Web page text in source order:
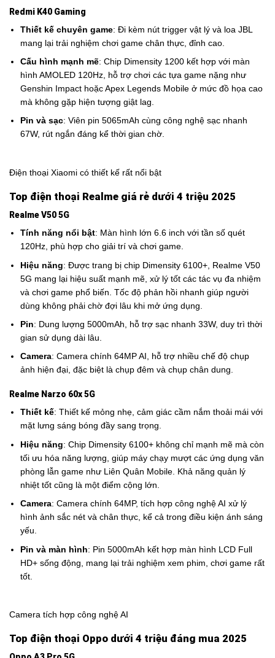
Redmi K40 Gaming
Thiết kế chuyên game: Đi kèm nút trigger vật lý và loa JBL
mang lại trải nghiệm chơi game chân thực, đỉnh cao.
Cấu hình mạnh mẽ: Chip Dimensity 1200 kết hợp với màn
hình AMOLED 120Hz, hỗ trợ chơi các tựa game nặng như
Genshin Impact hoặc Apex Legends Mobile ở mức đồ họa cao
mà không gặp hiện tượng giật lag.
Pin và sạc: Viên pin 5065mAh cùng công nghệ sạc nhanh
67W, rút ngắn đáng kể thời gian chờ.
Điện thoại Xiaomi có thiết kế rất nổi bật
Top điện thoại Realme giá rẻ dưới 4 triệu 2025
Realme V50 5G
Tính năng nổi bật: Màn hình lớn 6.6 inch với tần số quét
120Hz, phù hợp cho giải trí và chơi game.
Hiệu năng: Được trang bị chip Dimensity 6100+, Realme V50
5G mang lại hiệu suất mạnh mẽ, xử lý tốt các tác vụ đa nhiệm
và chơi game phổ biến. Tốc độ phản hồi nhanh giúp người
dùng không phải chờ đợi lâu khi mở ứng dụng.
Pin: Dung lượng 5000mAh, hỗ trợ sạc nhanh 33W, duy trì thời
gian sử dụng dài lâu.
Camera: Camera chính 64MP AI, hỗ trợ nhiều chế độ chụp
ảnh hiện đại, đặc biệt là chụp đêm và chụp chân dung.
Realme Narzo 60x 5G
Thiết kế: Thiết kế mỏng nhẹ, cảm giác cầm nắm thoải mái với
mặt lưng sáng bóng đầy sang trọng.
Hiệu năng: Chip Dimensity 6100+ không chỉ mạnh mẽ mà còn
tối ưu hóa năng lượng, giúp máy chạy mượt các ứng dụng văn
phòng lẫn game như Liên Quân Mobile. Khả năng quản lý
nhiệt tốt cũng là một điểm cộng lớn.
Camera: Camera chính 64MP, tích hợp công nghệ AI xử lý
hình ảnh sắc nét và chân thực, kể cả trong điều kiện ánh sáng
yếu.
Pin và màn hình: Pin 5000mAh kết hợp màn hình LCD Full
HD+ sống động, mang lại trải nghiệm xem phim, chơi game rất
tốt.
Camera tích hợp công nghệ AI
Top điện thoại Oppo dưới 4 triệu đáng mua 2025